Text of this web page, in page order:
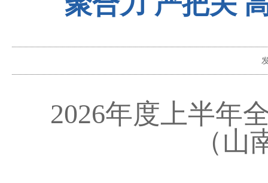
2026年度上半年
（